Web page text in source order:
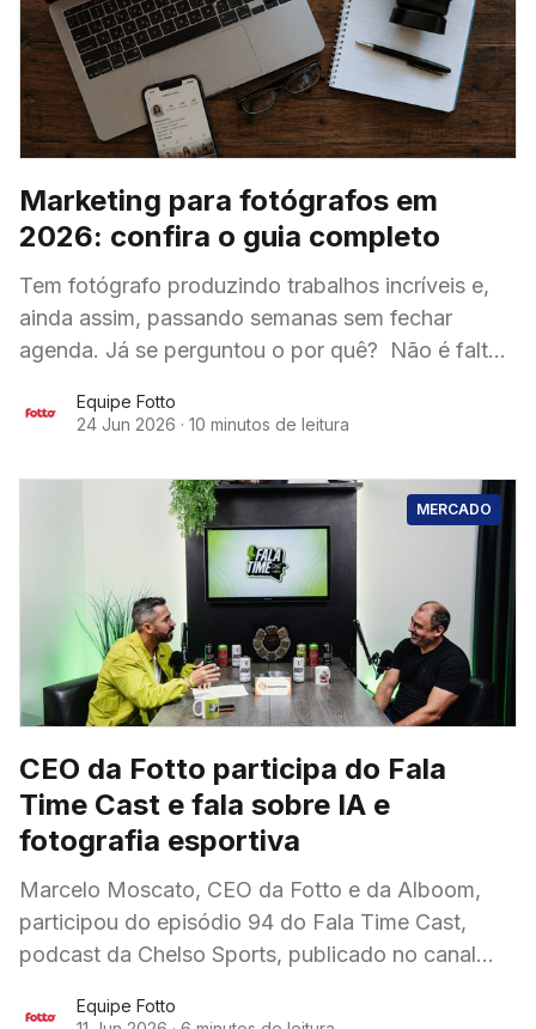
Marketing para fotógrafos em
2026: confira o guia completo
Tem fotógrafo produzindo trabalhos incríveis e,
ainda assim, passando semanas sem fechar
agenda. Já se perguntou o por quê? Não é falta
costuma aparecer
Equipe Fotto
24 Jun 2026 · 10 minutos de leitura
MERCADO
CEO da Fotto participa do Fala
Time Cast e fala sobre IA e
fotografia esportiva
Marcelo Moscato, CEO da Fotto e da Alboom,
participou do episódio 94 do Fala Time Cast,
podcast da Chelso Sports, publicado no canal
Equipe Fotto